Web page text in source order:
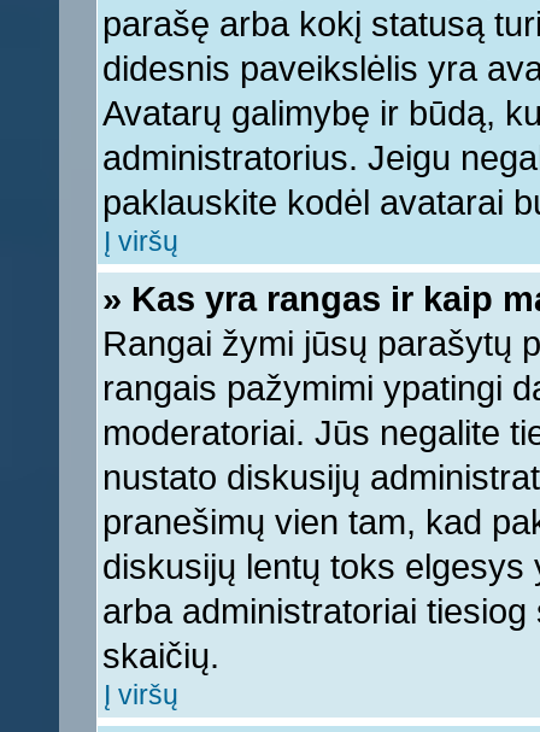
parašę arba kokį statusą
didesnis paveikslėlis yra
Avatarų galimybę ir būdą,
administratorius. Jeigu
paklauskite kodėl avatarai
Į viršų
» Kas yra rangas ir kaip
Rangai žymi jūsų parašytų
rangais pažymimi ypatingi
moderatoriai. Jūs negalite
nustato diskusijų
pranešimų vien tam, kad
diskusijų lentų toks
arba administratoriai
skaičių.
Į viršų